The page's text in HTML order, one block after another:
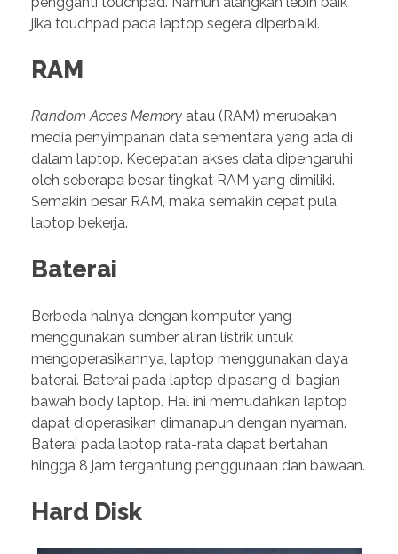
jika touchpad pada laptop segera diperbaiki.
RAM
Random Acces Memory atau (RAM) merupakan
media penyimpanan data sementara yang ada di
dalam laptop. Kecepatan akses data dipengaruhi
oleh seberapa besar tingkat RAM yang dimiliki.
Semakin besar RAM, maka semakin cepat pula
laptop bekerja.
Baterai
Berbeda halnya dengan komputer yang
menggunakan sumber aliran listrik untuk
mengoperasikannya, laptop menggunakan daya
baterai. Baterai pada laptop dipasang di bagian
bawah body laptop. Hal ini memudahkan laptop
dapat dioperasikan dimanapun dengan nyaman.
Baterai pada laptop rata-rata dapat bertahan
hingga 8 jam tergantung penggunaan dan bawaan.
Hard Disk